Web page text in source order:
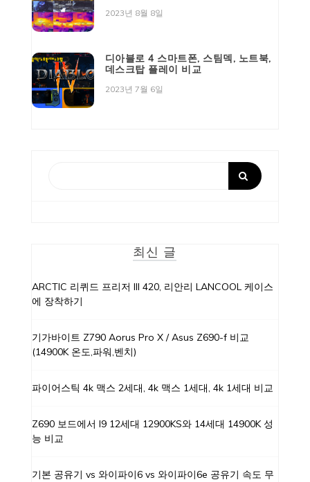
2023년 8월 8일
디아블로 4 스마트폰, 스팀덱, 노트북,
데스크탑 플레이 비교
2023년 7월 6일
최신 글
ARCTIC 리퀴드 프리저 III 420, 리안리 LANCOOL 케이스
에 장착하기
기가바이트 Z790 Aorus Pro X / Asus Z690-f 비교
(14900K 온도,파워,벤치)
파이어스틱 4k 맥스 2세대, 4k 맥스 1세대, 4k 1세대 비교
Z690 보드에서 I9 12세대 12900KS와 14세대 14900K 성
능 비교
기본 공유기 vs 와이파이6 vs 와이파이6e 공유기 속도 무